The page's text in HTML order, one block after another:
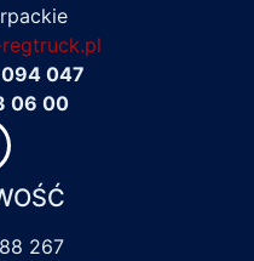
047
06 00
267